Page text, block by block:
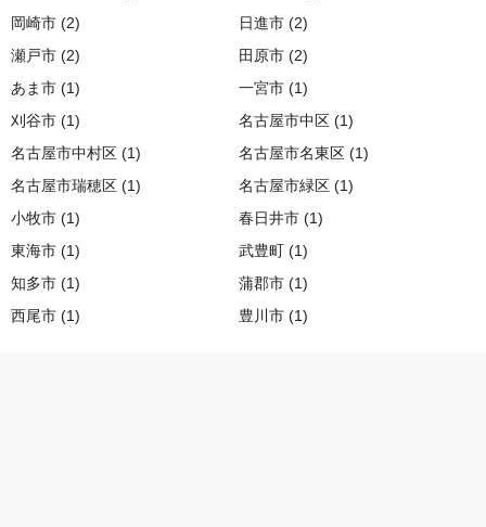
岡崎市 (2) 日進市 (2)
瀬戸市 (2) 田原市 (2)
あま市 (1) 一宮市 (1)
刈谷市 (1) 名古屋市中区 (1)
名古屋市中村区 (1) 名古屋市名東区 (1)
名古屋市瑞穂区 (1) 名古屋市緑区 (1)
小牧市 (1) 春日井市 (1)
東海市 (1) 武豊町 (1)
知多市 (1) 蒲郡市 (1)
西尾市 (1) 豊川市 (1)